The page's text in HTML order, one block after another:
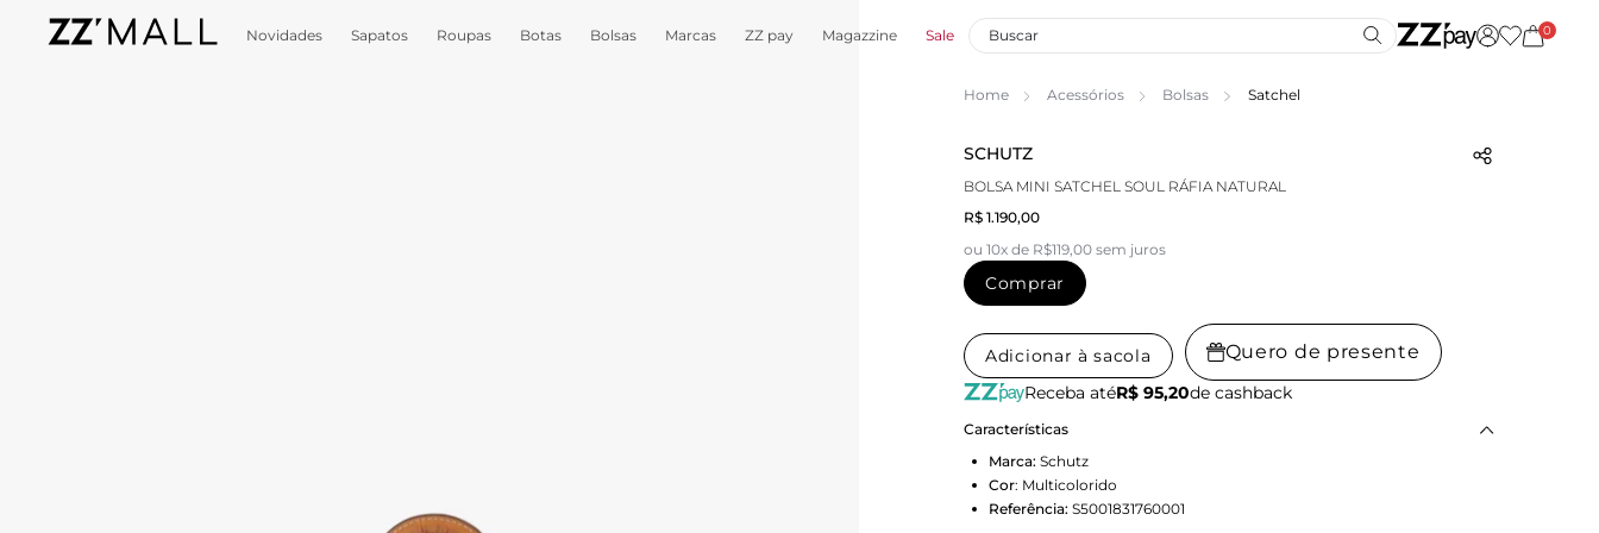
Novidades Sapatos Roupas Botas Bolsas Marcas ZZ pay Magazzine Sale 0
Home Acessórios Bolsas Satchel
SCHUTZ
BOLSA MINI SATCHEL SOUL RÁFIA NATURAL
R$ 1.190,00
ou 10x de R$119,00 sem juros
Comprar
Adicionar à sacola Quero de presente
Receba atéR$ 95,20de cashback
Características
Marca: Schutz
Cor: Multicolorido
Referência: S5001831760001